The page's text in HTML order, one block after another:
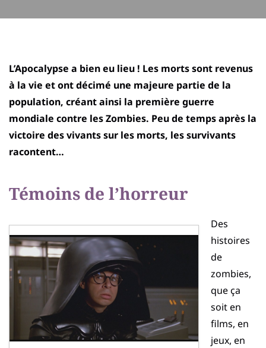
L’Apocalypse a bien eu lieu ! Les morts sont revenus
à la vie et ont décimé une majeure partie de la
population, créant ainsi la première guerre
mondiale contre les Zombies. Peu de temps après la
victoire des vivants sur les morts, les survivants
racontent…
Témoins de l’horreur
Des
histoires
de
zombies,
que ça
soit en
films, en
jeux, en